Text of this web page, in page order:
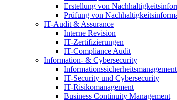
Erstellung von
Prüfung von
IT-Audit & Assurance
Interne Revision
IT-Zertifizierungen
IT-Compliance Audit
Information- & Cybersecurity
IT-Security und Cybersecurity
IT-Risikomanagement
Business Continuity Management